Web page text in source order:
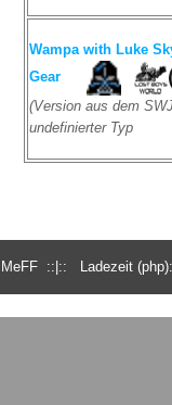
Wampa with Luke
Gear
(Version aus dem
undefinierter Typ
MeFF ::|:: Ladezeit